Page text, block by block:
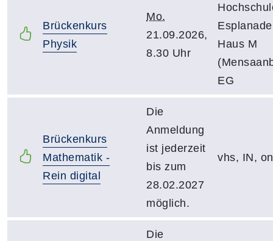
Brückenkurs
Physik
Mo.
21.09.2026,
8.30 Uhr
Haus M
EG
Brückenkurs
Mathematik -
Rein digital
Die
Anmeldung
ist jederzeit
bis zum
28.02.2027
möglich.
vhs, IN,
Die